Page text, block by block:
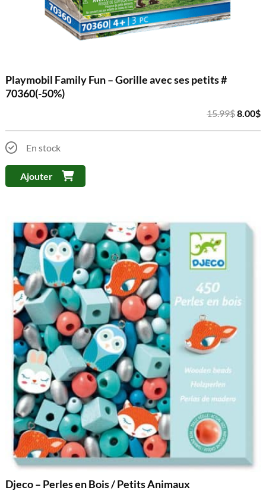
Playmobil Family Fun – Gorille avec ses petits #
70360(-50%)
15.99$Le
prix
8.00$
En stock
Ajouter
Djeco – Perles en Bois / Petits Animaux